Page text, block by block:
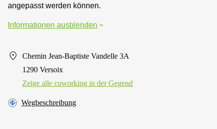
angepasst werden können.
Informationen ausblenden
Chemin Jean-Baptiste Vandelle 3A
1290 Versoix
Zeige alle сoworking in der Gegend
Wegbeschreibung